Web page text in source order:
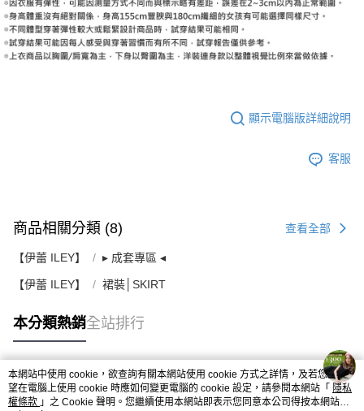
顯示電腦版詳細說明
客服
商品相關分類 (8) 查看全部
【伊蕾 ILEY】 ▸ 成套專區 ◂
【伊蕾 ILEY】 裙裝│SKIRT
本分類熱銷全站排行
熱門標籤
本網站中使用 cookie，欲查詢有關本網站使用 cookie 方式之詳情，及若您不希
望在電腦上使用 cookie 時應如何變更電腦的 cookie 設定，請參閱本網站「 隱私
權條款 」之 Cookie 聲明。您繼續使用本網站即表示您同意本公司得按本網站使